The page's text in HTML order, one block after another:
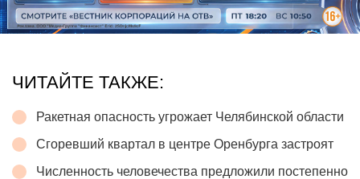
ЧИТАЙТЕ ТАКЖЕ:
Ракетная опасность угрожает Челябинской области
Сгоревший квартал в центре Оренбурга застроят
Численность человечества предложили постепенно